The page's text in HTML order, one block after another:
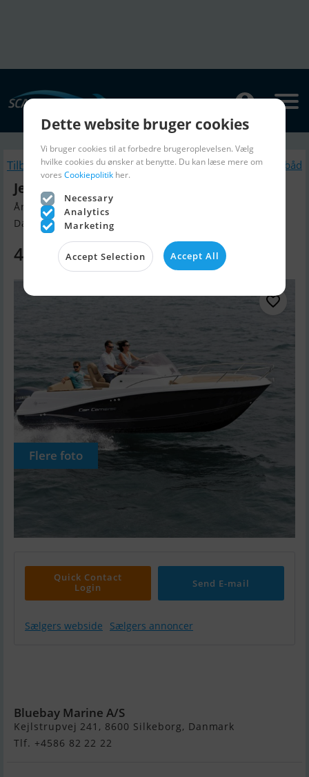
Tilbage Lignende Motorbåd
Jeanneau Cap Camarat 6.5 WA
Årgang 2026, Motorbåd til salg
Danmark
423.000 DKK
Flere foto
Quick Contact
Login
Send E-mail
Sælgers webside Sælgers annoncer
Bluebay Marine A/S
Kejlstrupvej 241, 8600 Silkeborg, Danmark
Tlf. +4586 82 22 22
Dette website bruger cookies
Vi bruger cookies til at forbedre brugeroplevelsen. Vælg
hvilke cookies du ønsker at benytte. Du kan læse mere om
vores Cookiepolitik her.
Necessary
Analytics
Marketing
Accept Selection Accept All